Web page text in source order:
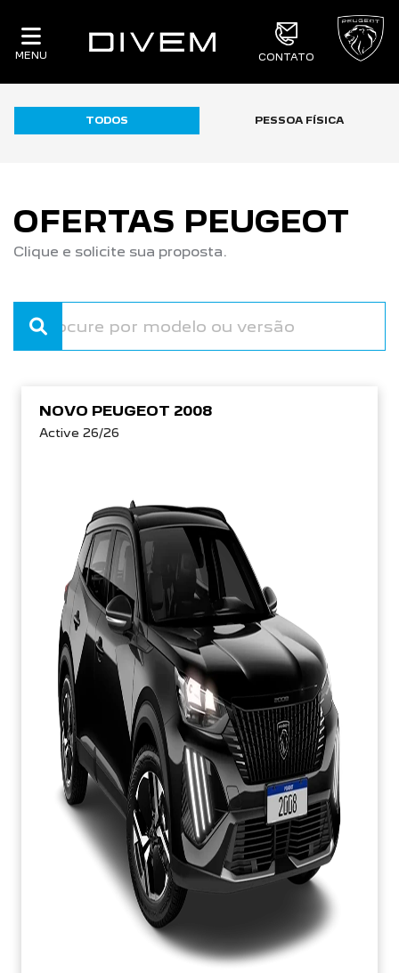
MENU CONTATO
TODOS PESSOA FÍSICA
OFERTAS PEUGEOT
Clique e solicite sua proposta.
NOVO PEUGEOT 2008
Active 26/26